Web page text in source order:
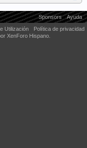
Sponsors
Ayuda
Utilización
Política de privacidad
XenForo Hispano.